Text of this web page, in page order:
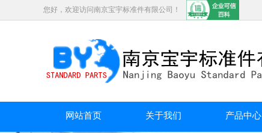
您好，欢迎访问南京宝宇标准件有限公司！
网站首页 关于我们 产品中心